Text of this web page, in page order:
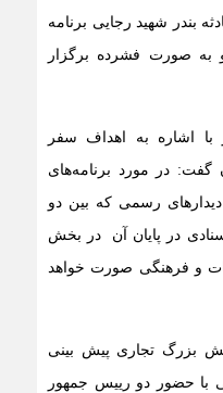
بندر شهید رجایی برنامه
به صورت فشرده برگزار
اشاره به اهداف سفر
گفت: در مورد برنامه‌های
رسمی که بین دو
در پایان آن در بخش
و فرهنگی صورت خواهد
بزرگ تجاری پیش بینی
با حضور دو رییس جمهور